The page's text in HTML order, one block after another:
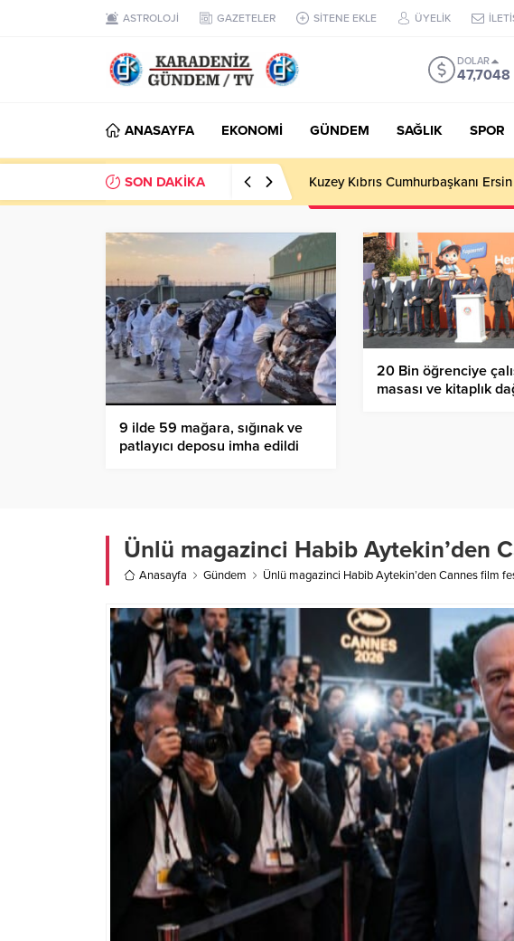
ASTROLOJİ GAZETELER SİTENE EKLE ÜYELİK
DOLAR
47,7048
ANASAYFA EKONOMİ GÜNDEM SAĞLIK SPOR
SON DAKİKA Şalpazarı’nda Kaymakam
9 ilde 59 mağara, sığınak ve
patlayıcı deposu imha edildi
20 Bin öğrenciye
masası ve kitaplık
Ünlü magazinci Habib Aytekin’den
Anasayfa Gündem Ünlü magazinci Habib Aytekin’den Cannes film